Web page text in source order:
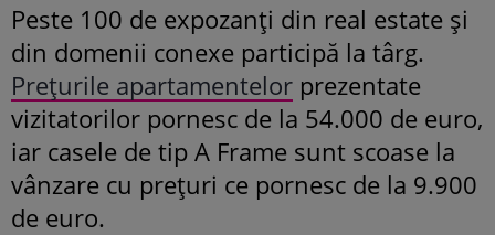
Peste 100 de expozanți din real estate și
din domenii conexe participă la târg.
Prețurile apartamentelor prezentate
vizitatorilor pornesc de la 54.000 de euro,
iar casele de tip A Frame sunt scoase la
vânzare cu prețuri ce pornesc de la 9.900
de euro.